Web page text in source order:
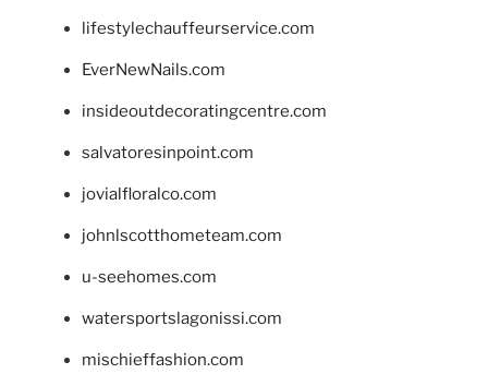
lifestylechauffeurservice.com
EverNewNails.com
insideoutdecoratingcentre.com
salvatoresinpoint.com
jovialfloralco.com
johnlscotthometeam.com
u-seehomes.com
watersportslagonissi.com
mischieffashion.com